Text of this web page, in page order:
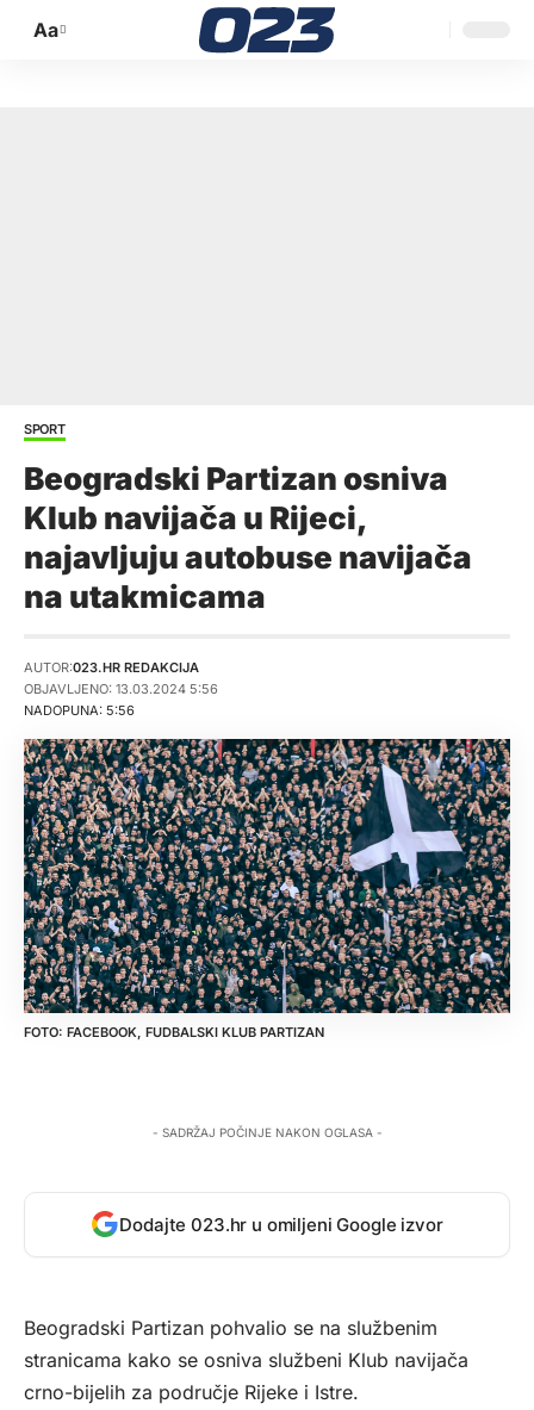
Promijeni
Aa
SPORT
Beogradski Partizan osniva
Klub navijača u Rijeci,
najavljuju autobuse navijača
na utakmicama
NADOPUNA: 5:56
AUTOR:023.HR REDAKCIJA
OBJAVLJENO: 13.03.2024 5:56
FACEBOOK, FUDBALSKI KLUB PARTIZAN
- SADRŽAJ POČINJE NAKON OGLASA -
Dodajte 023.hr u omiljeni Google izvor
Beogradski Partizan pohvalio se na službenim
stranicama kako se osniva službeni Klub navijača
crno-bijelih za područje Rijeke i Istre.